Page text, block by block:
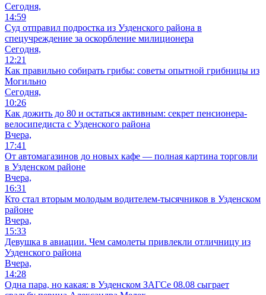
Сегодня,
14:59
Суд отправил подростка из Узденского района в
спецучреждение за оскорбление милиционера
Сегодня,
12:21
Как правильно собирать грибы: советы опытной грибницы из
Могильно
Сегодня,
10:26
Как дожить до 80 и остаться активным: секрет пенсионера-
велосипедиста с Узденского района
Вчера,
17:41
От автомагазинов до новых кафе — полная картина торговли
в Узденском районе
Вчера,
16:31
Кто стал вторым молодым водителем-тысячников в Узденском
районе
Вчера,
15:33
Девушка в авиации. Чем самолеты привлекли отличницу из
Узденского района
Вчера,
14:28
Одна пара, но какая: в Узденском ЗАГСе 08.08 сыграет